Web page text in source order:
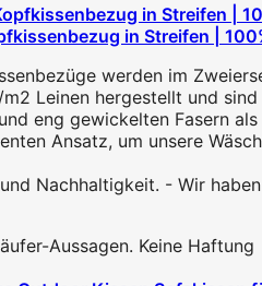
in Streifen |
werden im
Leinen hergestellt und
eng gewickelten Fasern
Ansatz, um unsere
Nachhaltigkeit. - Wir
Aussagen. Keine Haftung